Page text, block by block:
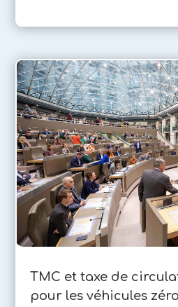
TMC et taxe de
pour les véhicules